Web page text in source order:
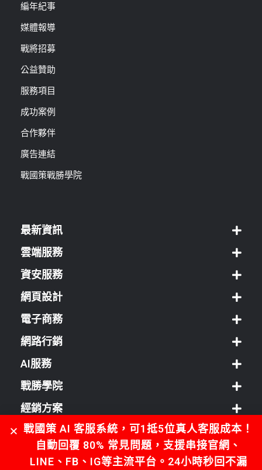
編年紀事
媒體報導
戰將招募
公益贊助
服務項目
成功案例
合作夥伴
廣告連結
戰國策戰勝學院
最新資訊
雲端服務
資安服務
網頁設計
電子商務
網路行銷
AI服務
戰勝學院
經銷方案
客服中心
戰國策 AI 客服系統，可1抵5位真人客服成本！
自動回覆 80% 常見問題，支援串接官網、
LINE、FB、IG等主流平台。24小時秒回不漏